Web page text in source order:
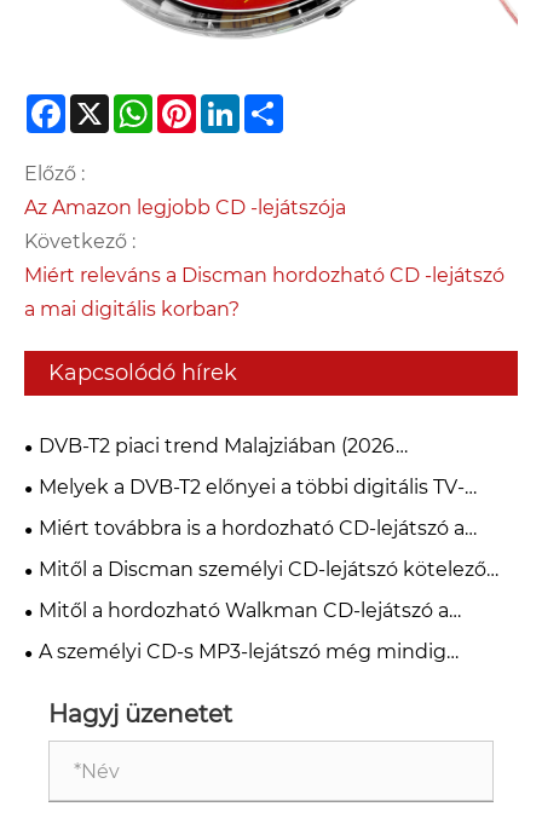
Facebook
X WhatsApp
PinterestLinkedIn
Előző :
Az Amazon legjobb CD -lejátszója
Következő :
Miért releváns a Discman hordozható CD -lejátszó
a mai digitális korban?
Kapcsolódó hírek
DVB-T2 piaci trend Malajziában (2026
myFreeview / MYTV)
Melyek a DVB-T2 előnyei a többi digitális TV-
szabványhoz képest?
Miért továbbra is a hordozható CD-lejátszó a
legjobb választás a zenekedvelők számára 2026-
Mitől a Discman személyi CD-lejátszó kötelező
darab a zene szerelmeseinek
Mitől a hordozható Walkman CD-lejátszó a
legjobb választás a zene szerelmeseinek
A személyi CD-s MP3-lejátszó még mindig
Hagyj üzenetet